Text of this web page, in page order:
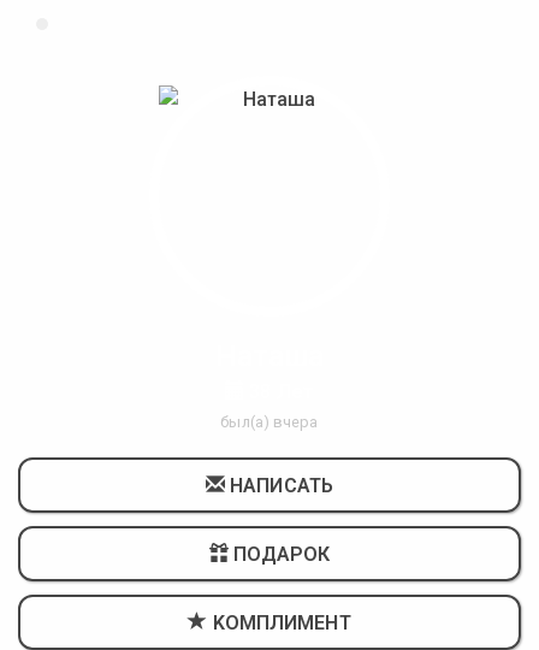
был(а) вчера
НАПИСАТЬ
ПОДАРОК
KОМПЛИМЕНТ